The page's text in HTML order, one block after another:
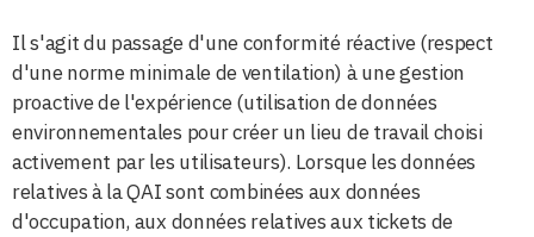
Il s'agit du passage d'une conformité réactive (respect
d'une norme minimale de ventilation) à une gestion
proactive de l'expérience (utilisation de données
environnementales pour créer un lieu de travail choisi
activement par les utilisateurs). Lorsque les données
relatives à la QAI sont combinées aux données
d'occupation, aux données relatives aux tickets de